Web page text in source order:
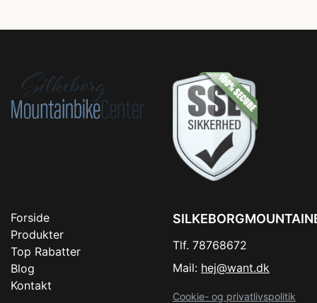
Forside
Produkter
Top Rabatter
Blog
Kontakt
Tlf. 78768672
Mail: hej@want.dk
Cookie- og privatlivspolitik